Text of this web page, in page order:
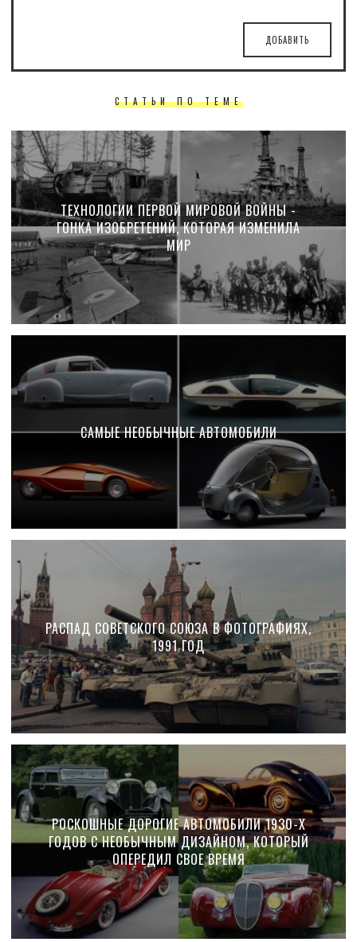
ДОБАВИТЬ
СТАТЬИ ПО ТЕМЕ
ТЕХНОЛОГИИ ПЕРВОЙ МИРОВОЙ ВОЙНЫ -
ГОНКА ИЗОБРЕТЕНИЙ, КОТОРАЯ ИЗМЕНИЛА
МИР
САМЫЕ НЕОБЫЧНЫЕ АВТОМОБИЛИ
РАСПАД СОВЕТСКОГО СОЮЗА В ФОТОГРАФИЯХ,
1991 ГОД
РОСКОШНЫЕ ДОРОГИЕ АВТОМОБИЛИ 1930-Х
ГОДОВ С НЕОБЫЧНЫМ ДИЗАЙНОМ, КОТОРЫЙ
ОПЕРЕДИЛ СВОЕ ВРЕМЯ